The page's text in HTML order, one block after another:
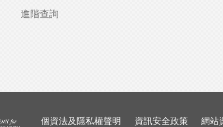
進階查詢
個資法及隱私權聲明 資訊安全政策 網站